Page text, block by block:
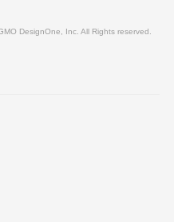
DesignOne, Inc. All Rights reserved.